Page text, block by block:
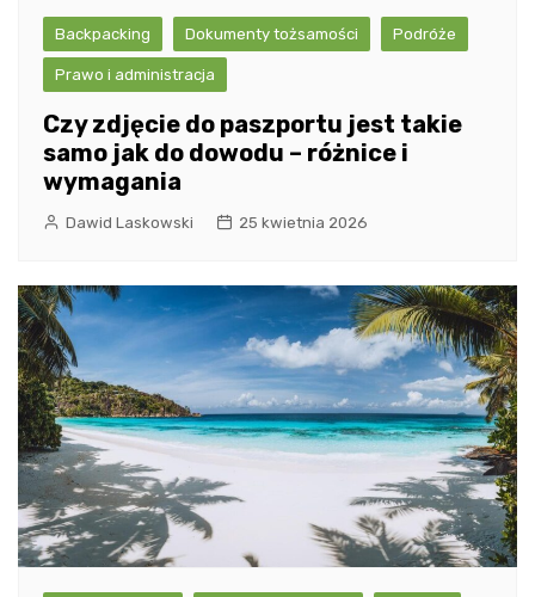
Backpacking Dokumenty tożsamości Podróże
Prawo i administracja
Czy zdjęcie do paszportu jest takie
samo jak do dowodu – różnice i
wymagania
Dawid Laskowski 25 kwietnia 2026